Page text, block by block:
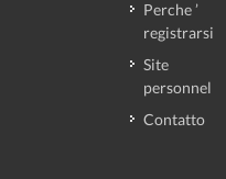
Perche ’
registrarsi
Site
personnel
Contatto